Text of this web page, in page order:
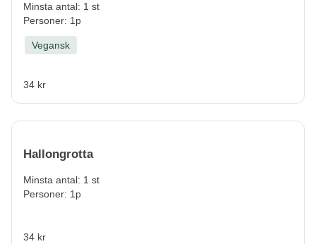
Minsta antal: 1 st
Personer: 1p
Vegansk
34 kr
Hallongrotta
Minsta antal: 1 st
Personer: 1p
34 kr